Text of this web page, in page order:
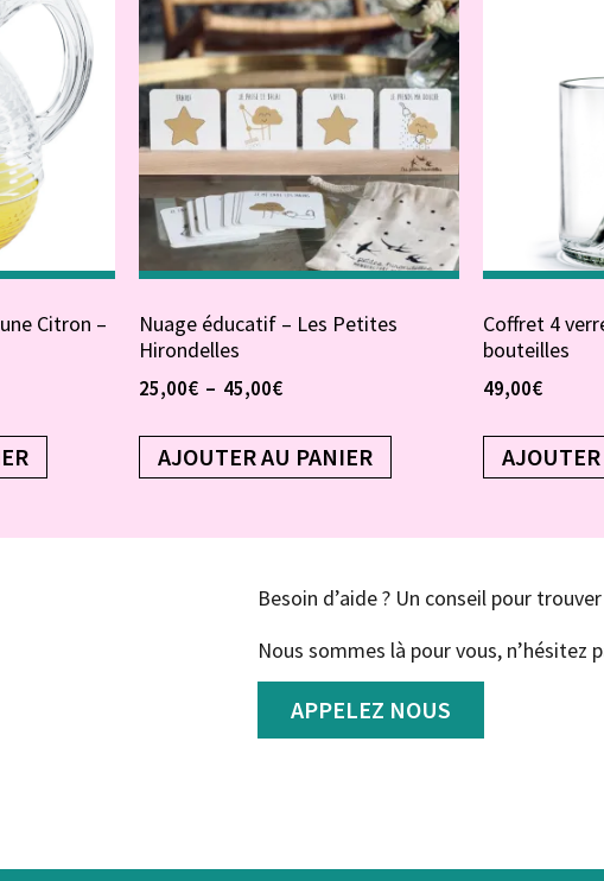
Citron –
Nuage éducatif – Les Petites
Hirondelles
25,00€ – 45,00€
AJOUTER AU PANIER
Coffret 4
bouteilles
49,00€
Besoin d’aide ? Un conseil pour
Nous sommes là pour vous, n’hésitez
APPELEZ NOUS